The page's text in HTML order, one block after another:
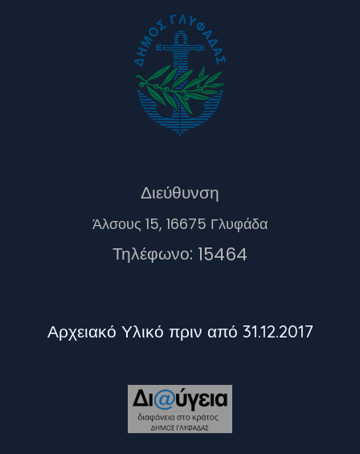
Διεύθυνση
Άλσους 15, 16675 Γλυφάδα
Τηλέφωνο: 15464
Αρχειακό Υλικό πριν από 31.12.2017